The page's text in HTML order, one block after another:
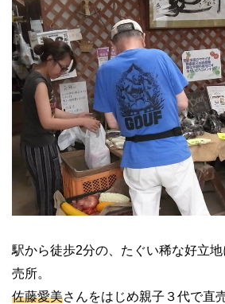
駅から徒歩2分の、たぐい稀な好立地
売所。
佐藤愛美さんをはじめ親子３代で直